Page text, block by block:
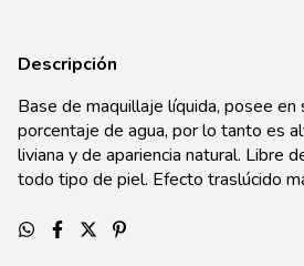
Descripción
Base de maquillaje líquida, posee en
porcentaje de agua, por lo tanto es
liviana y de apariencia natural. Libre
todo tipo de piel. Efecto traslúcido